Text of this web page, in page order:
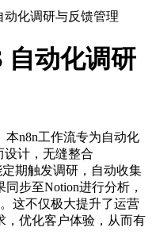
动化调研与反馈管理
自动化调研
n8n工作流专为自动化
设计，无缝整合
定期触发调研，自动收集
步至Notion进行分析，
这不仅极大提升了运营
，优化客户体验，从而有